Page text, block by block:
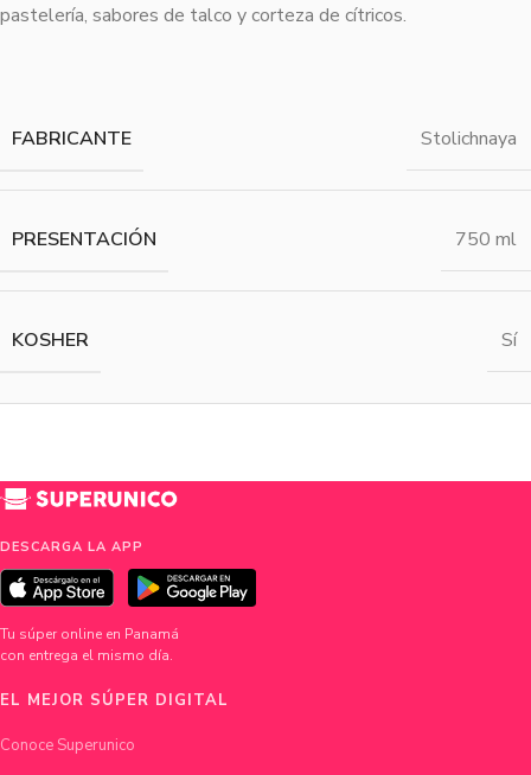
pastelería, sabores de talco y corteza de cítricos.
FABRICANTE Stolichnaya
PRESENTACIÓN 750 ml
KOSHER Sí
DESCARGA LA APP
Tu súper online en Panamá
con entrega el mismo día.
EL MEJOR SÚPER DIGITAL
Conoce Superunico